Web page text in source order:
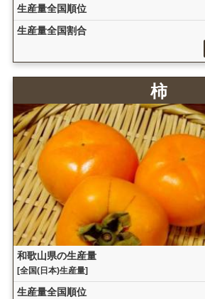
生産量全国順位
生産量全国割合
柿
和歌山県の生産量
[全国(日本)生産量]
生産量全国順位